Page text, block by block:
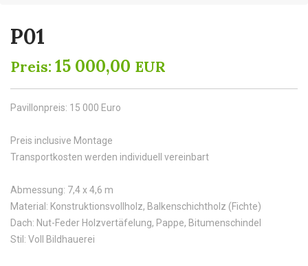
P01
Preis: 15 000,00 EUR
Pavillonpreis: 15 000 Euro
Preis inclusive Montage
Transportkosten werden individuell vereinbart
Abmessung: 7,4 x 4,6 m
Material: Konstruktionsvollholz, Balkenschichtholz (Fichte)
Dach: Nut-Feder Holzvertäfelung, Pappe, Bitumenschindel
Stil: Voll Bildhauerei